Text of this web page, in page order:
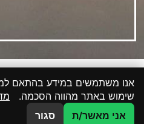
אנו משתמשים במידע בהתאם
שימוש באתר מהווה הסכמה.
אני מאשר/ת
סגורצרו קשר